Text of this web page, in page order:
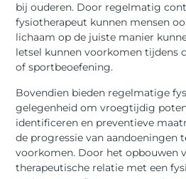
bij ouderen. Door regelmatig
fysiotherapeut kunnen mensen
lichaam op de juiste manier
letsel kunnen voorkomen tijdens
of sportbeoefening.
Bovendien bieden regelmatige
gelegenheid om vroegtijdig
identificeren en preventieve
de progressie van aandoeningen
voorkomen. Door het opbouwen
therapeutische relatie met een